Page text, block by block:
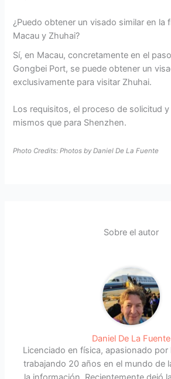
¿Puedo obtener un visado similar en la
Macau y Zhuhai?
Sí, en Macau, concretamente en el
Gongbei Port, se puede obtener un
exclusivamente para visitar Zhuhai.
Los requisitos, el proceso de solicitud
mismos que para Shenzhen.
Photo Credits: Photos by Daniel De La Fuente
Sobre el autor
Daniel De La Fuente
Licenciado en física, apasionado
trabajando 20 años en el mundo de